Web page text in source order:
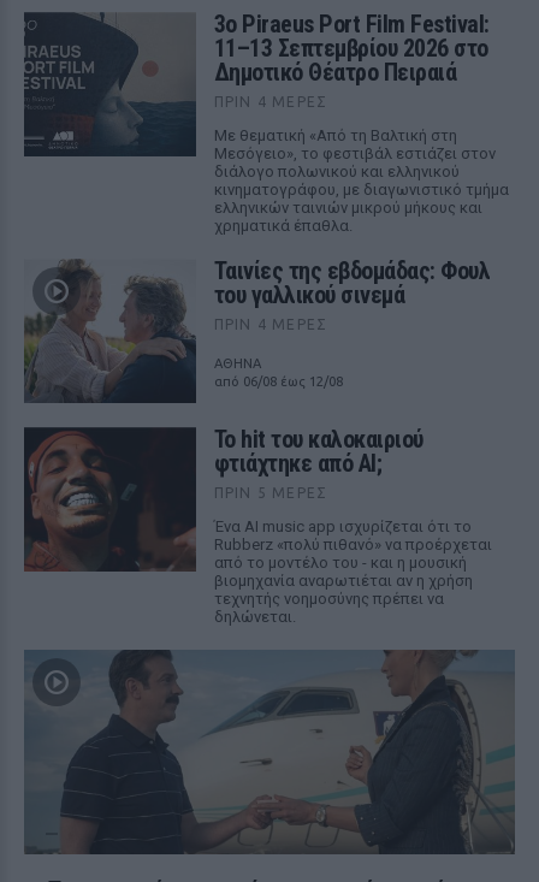
3ο Piraeus Port Film Festival:
11–13 Σεπτεμβρίου 2026 στο
Δημοτικό Θέατρο Πειραιά
ΠΡΙΝ 4 ΜΈΡΕΣ
Με θεματική «Από τη Βαλτική στη
Μεσόγειο», το φεστιβάλ εστιάζει στον
διάλογο πολωνικού και ελληνικού
κινηματογράφου, με διαγωνιστικό τμήμα
ελληνικών ταινιών μικρού μήκους και
χρηματικά έπαθλα.
Ταινίες της εβδομάδας: Φουλ
του γαλλικού σινεμά
ΠΡΙΝ 4 ΜΈΡΕΣ
ΑΘΗΝΑ
από 06/08 έως 12/08
Το hit του καλοκαιριού
φτιάχτηκε από AI;
ΠΡΙΝ 5 ΜΈΡΕΣ
Ένα AI music app ισχυρίζεται ότι το
Rubberz «πολύ πιθανό» να προέρχεται
από το μοντέλο του - και η μουσική
βιομηχανία αναρωτιέται αν η χρήση
τεχνητής νοημοσύνης πρέπει να
δηλώνεται.